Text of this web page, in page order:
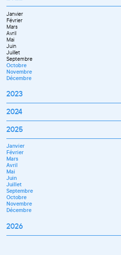
Octobre
Novembre
Décembre
Janvier
Février
Mars
Avril
Mai
Juin
Juillet
Septembre
Octobre
Novembre
Décembre
2023
Janvier
Mars
Avril
Juin
Septembre
Octobre
Novembre
Décembre
2024
Janvier
Mars
Avril
Mai
Juin
Juillet
Septembre
Novembre
Décembre
2025
Janvier
Février
Mars
Avril
Mai
Juin
Juillet
Septembre
Octobre
Novembre
Décembre
2026